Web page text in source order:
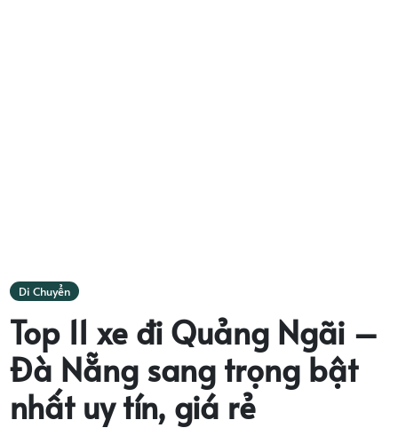
Di Chuyển
Top 11 xe đi Quảng Ngãi –
Đà Nẵng sang trọng bật
nhất uy tín, giá rẻ